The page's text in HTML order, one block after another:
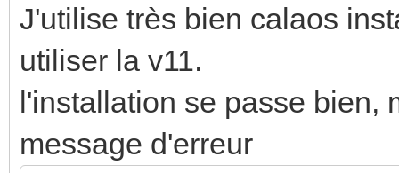
J'utilise très bien calaos
utiliser la v11.
l'installation se passe bien,
message d'erreur